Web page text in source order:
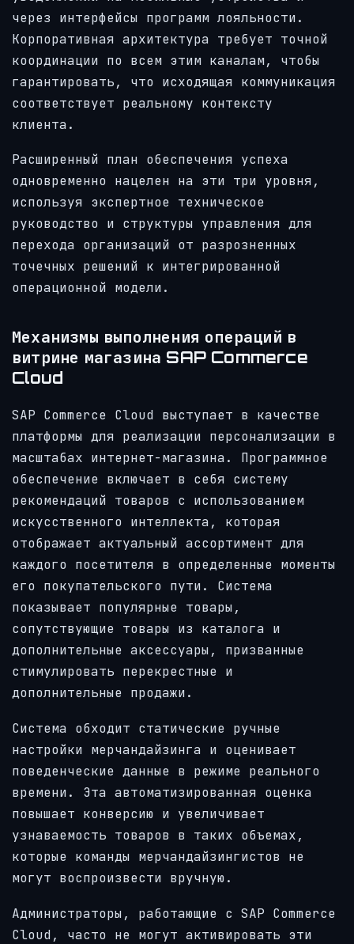
через интерфейсы программ лояльности.
Корпоративная архитектура требует точной
координации по всем этим каналам, чтобы
гарантировать, что исходящая коммуникация
соответствует реальному контексту
клиента.
Расширенный план обеспечения успеха
одновременно нацелен на эти три уровня,
используя экспертное техническое
руководство и структуры управления для
перехода организаций от разрозненных
точечных решений к интегрированной
операционной модели.
Механизмы выполнения операций в
витрине магазина SAP Commerce
Cloud
SAP Commerce Cloud выступает в качестве
платформы для реализации персонализации в
масштабах интернет-магазина. Программное
обеспечение включает в себя систему
рекомендаций товаров с использованием
искусственного интеллекта, которая
отображает актуальный ассортимент для
каждого посетителя в определенные моменты
его покупательского пути. Система
показывает популярные товары,
сопутствующие товары из каталога и
дополнительные аксессуары, призванные
стимулировать перекрестные и
дополнительные продажи.
Система обходит статические ручные
настройки мерчандайзинга и оценивает
поведенческие данные в режиме реального
времени. Эта автоматизированная оценка
повышает конверсию и увеличивает
узнаваемость товаров в таких объемах,
которые команды мерчандайзингистов не
могут воспроизвести вручную.
Администраторы, работающие с SAP Commerce
Cloud, часто не могут активировать эти